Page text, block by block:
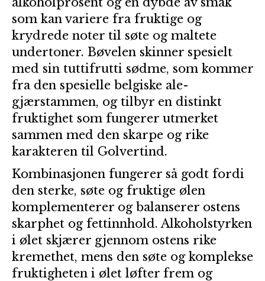
som kan variere fra fruktige og
krydrede noter til søte og maltete
undertoner. Bøvelen skinner spesielt
med sin tuttifrutti sødme, som kommer
fra den spesielle belgiske ale-
gjærstammen, og tilbyr en distinkt
fruktighet som fungerer utmerket
sammen med den skarpe og rike
karakteren til Golvertind.
Kombinasjonen fungerer så godt fordi
den sterke, søte og fruktige ølen
komplementerer og balanserer ostens
skarphet og fettinnhold. Alkoholstyrken
i ølet skjærer gjennom ostens rike
kremethet, mens den søte og komplekse
fruktigheten i ølet løfter frem og